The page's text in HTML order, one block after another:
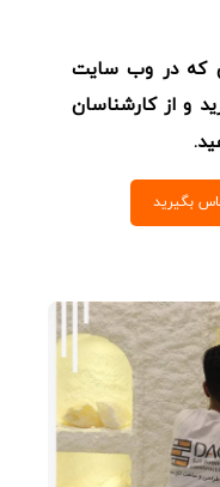
که در وب سایت
و از کارشناسان
بگیرید